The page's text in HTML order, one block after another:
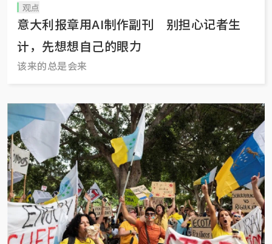
观点
意大利报章用AI制作副刊 别担心记者生
计，先想想自己的眼力
该来的总是会来